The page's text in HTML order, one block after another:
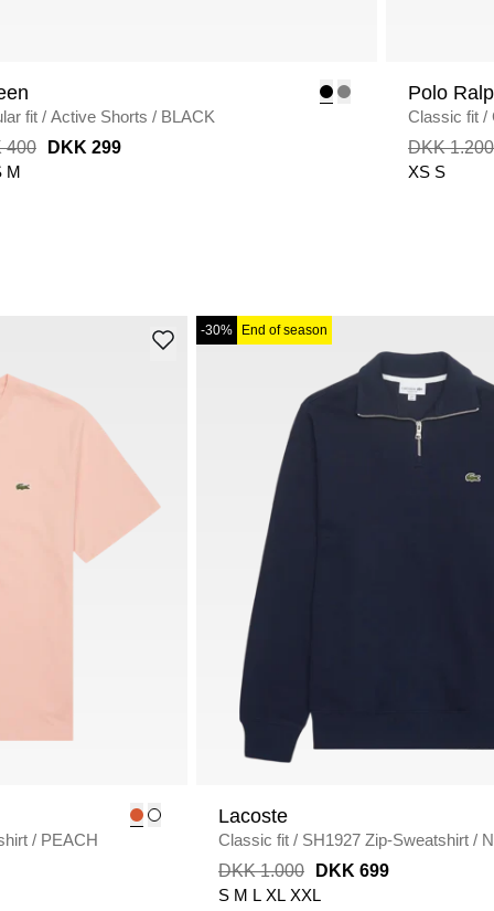
fit / Active Shorts / BLACK
400
DKK 299
M
Polo
Classic fit /
DKK 1.200
XS S
/ PEACH
-30% End of season
Lacoste
Classic fit / SH1927 Zip-Sweatshirt /
DKK 1.000
DKK 699
S M L XL XXL